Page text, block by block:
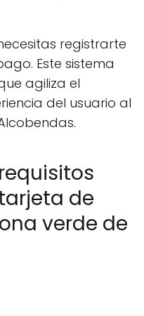
registrarte
Este sistema
agiliza el
del usuario al
de
verde de